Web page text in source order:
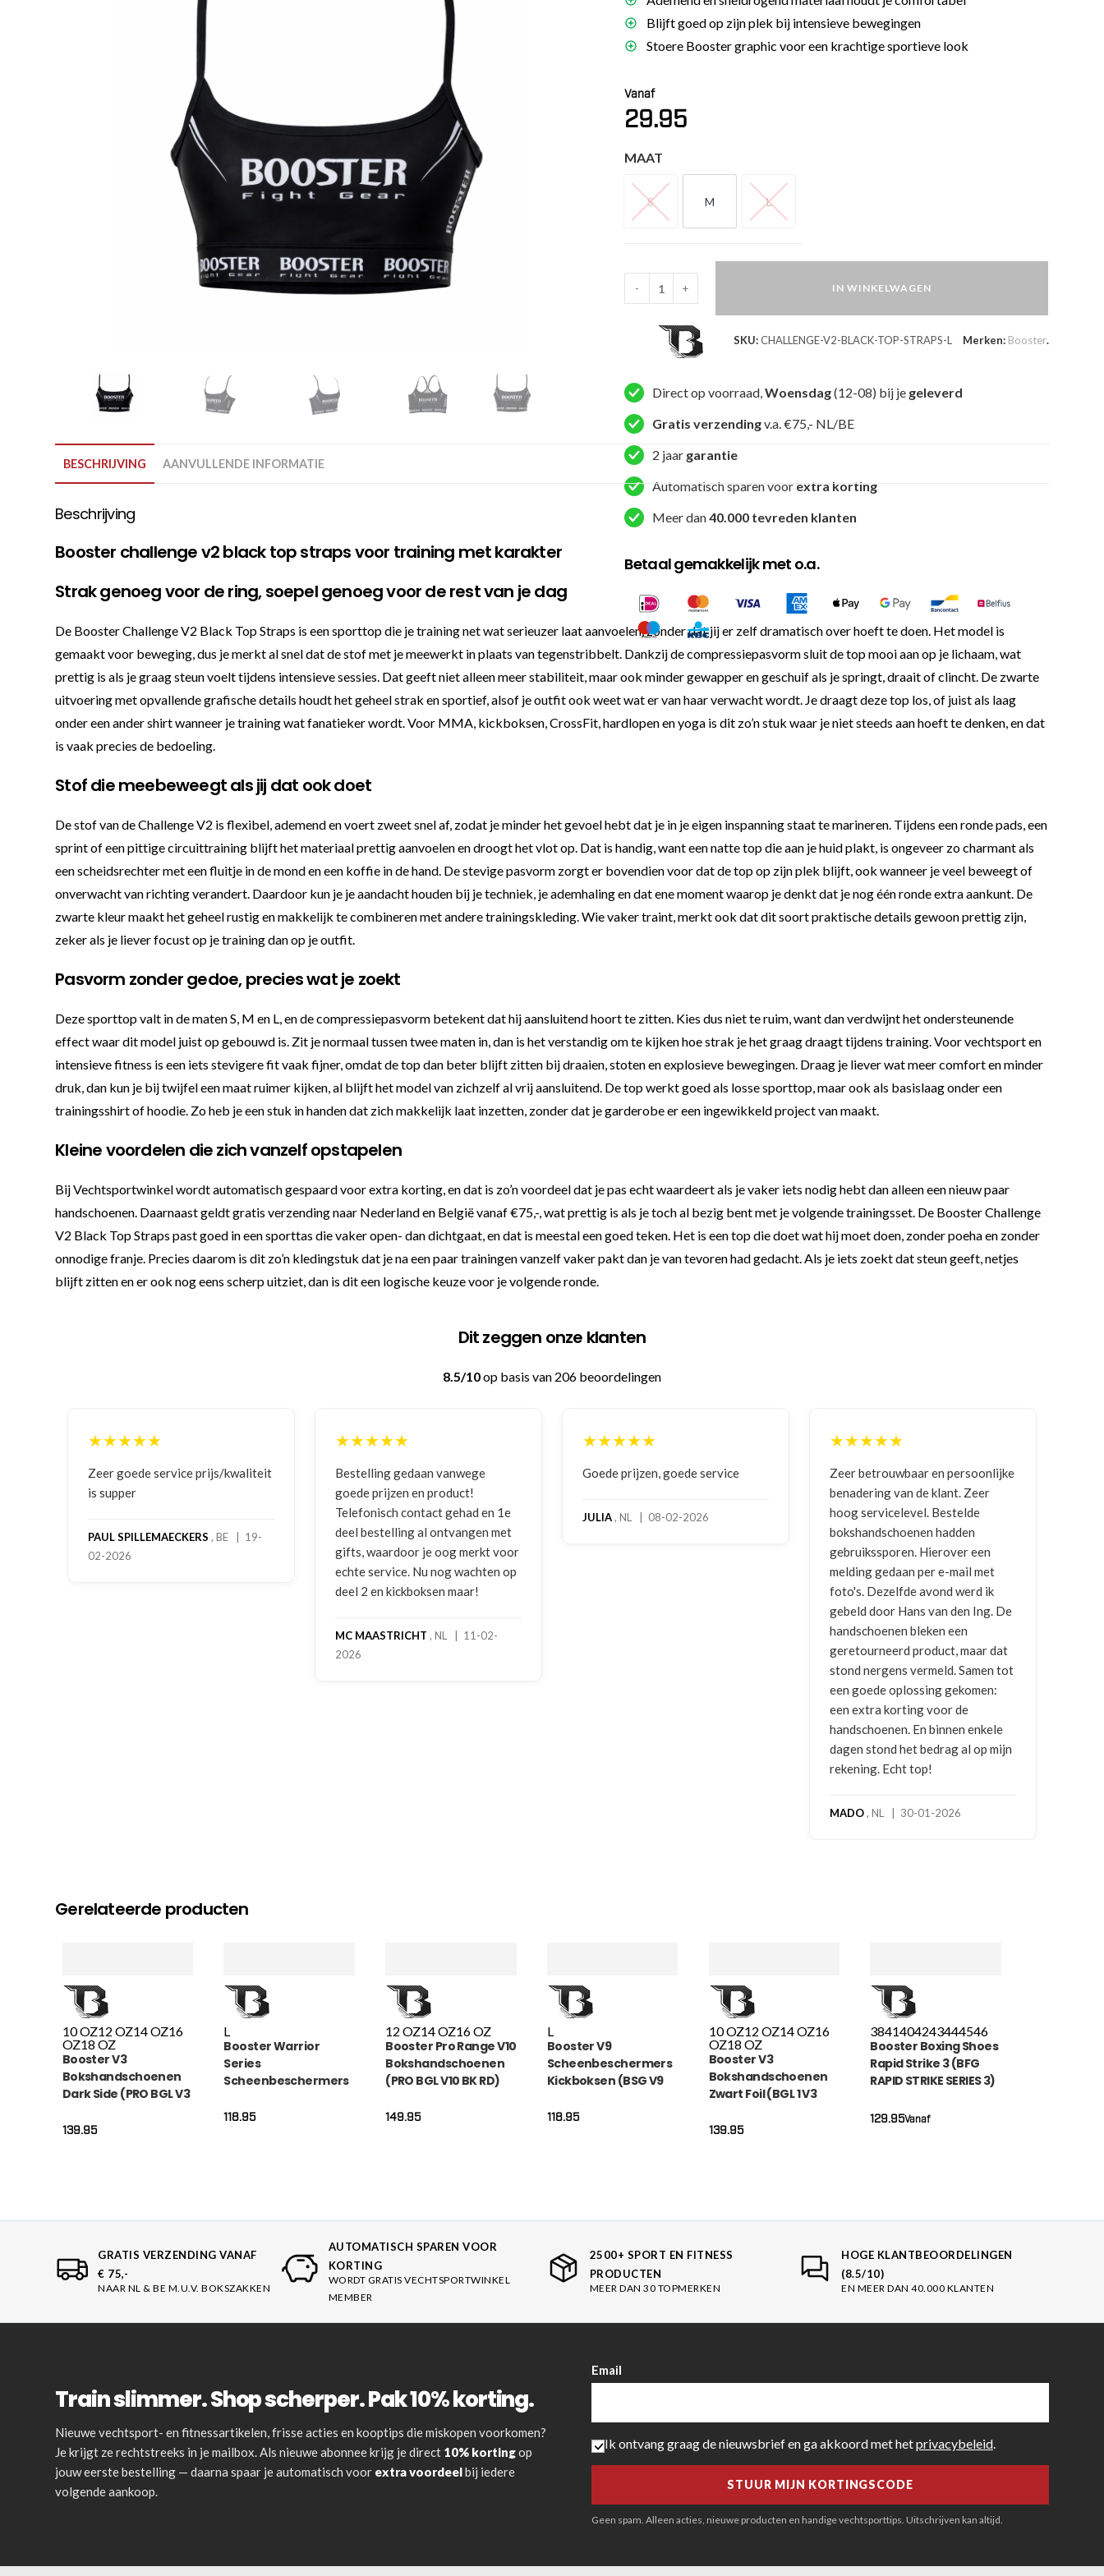
Bevestigingsmateriaal
bokszak
Bokspoppen
Stoot- en trapkussens
Blijft goed op zijn plek bij intensieve bewegingen
Stoere Booster graphic voor een krachtige sportieve look
Vanaf
29.95
MAAT
S
S
M
M
L
L
Booster
Top
Black
Straps
V2
BLACK
STRAPS)
- + IN WINKELWAGEN
SKU:CHALLENGE-V2-BLACK-TOP-STRAPS-L Merken: Booster.
Direct op voorraad,Woensdag(12-08) bij je geleverd
Gratis verzendingv.a. €75,- NL/BE
2 jaar garantie
Automatisch sparen voor extra korting
Meer dan40.000 tevreden klanten
Betaal gemakkelijk met o.a.
BESCHRIJVING AANVULLENDE INFORMATIE
Beschrijving
Booster challenge v2 black top straps voor training met karakter
Strak genoeg voor de ring, soepel genoeg voor de rest van je dag
De Booster Challenge V2 Black Top Straps is een sporttop die je training net wat serieuzer laat aanvoelen, zonder dat jij er zelf dramatisch over hoeft te doen. Het model is
gemaakt voor beweging, dus je merkt al snel dat de stof met je meewerkt in plaats van tegenstribbelt. Dankzij de compressiepasvorm sluit de top mooi aan op je lichaam, wat
prettig is als je graag steun voelt tijdens intensieve sessies. Dat geeft niet alleen meer stabiliteit, maar ook minder gewapper en geschuif als je springt, draait of clincht. De zwarte
uitvoering met opvallende grafische details houdt het geheel strak en sportief, alsof je outfit ook weet wat er van haar verwacht wordt. Je draagt deze top los, of juist als laag
onder een ander shirt wanneer je training wat fanatieker wordt. Voor MMA, kickboksen, CrossFit, hardlopen en yoga is dit zo’n stuk waar je niet steeds aan hoeft te denken, en dat
is vaak precies de bedoeling.
Stof die meebeweegt als jij dat ook doet
De stof van de Challenge V2 is flexibel, ademend en voert zweet snel af, zodat je minder het gevoel hebt dat je in je eigen inspanning staat te marineren. Tijdens een ronde pads, een
sprint of een pittige circuittraining blijft het materiaal prettig aanvoelen en droogt het vlot op. Dat is handig, want een natte top die aan je huid plakt, is ongeveer zo charmant als
een scheidsrechter met een fluitje in de mond en een koffie in de hand. De stevige pasvorm zorgt er bovendien voor dat de top op zijn plek blijft, ook wanneer je veel beweegt of
onverwacht van richting verandert. Daardoor kun je je aandacht houden bij je techniek, je ademhaling en dat ene moment waarop je denkt dat je nog één ronde extra aankunt. De
zwarte kleur maakt het geheel rustig en makkelijk te combineren met andere trainingskleding. Wie vaker traint, merkt ook dat dit soort praktische details gewoon prettig zijn,
zeker als je liever focust op je training dan op je outfit.
Pasvorm zonder gedoe, precies wat je zoekt
Deze sporttop valt in de maten S, M en L, en de compressiepasvorm betekent dat hij aansluitend hoort te zitten. Kies dus niet te ruim, want dan verdwijnt het ondersteunende
effect waar dit model juist op gebouwd is. Zit je normaal tussen twee maten in, dan is het verstandig om te kijken hoe strak je het graag draagt tijdens training. Voor vechtsport en
intensieve fitness is een iets stevigere fit vaak fijner, omdat de top dan beter blijft zitten bij draaien, stoten en explosieve bewegingen. Draag je liever wat meer comfort en minder
druk, dan kun je bij twijfel een maat ruimer kijken, al blijft het model van zichzelf al vrij aansluitend. De top werkt goed als losse sporttop, maar ook als basislaag onder een
trainingsshirt of hoodie. Zo heb je een stuk in handen dat zich makkelijk laat inzetten, zonder dat je garderobe er een ingewikkeld project van maakt.
Kleine voordelen die zich vanzelf opstapelen
Bij Vechtsportwinkel wordt automatisch gespaard voor extra korting, en dat is zo’n voordeel dat je pas echt waardeert als je vaker iets nodig hebt dan alleen een nieuw paar
handschoenen. Daarnaast geldt gratis verzending naar Nederland en België vanaf €75,-, wat prettig is als je toch al bezig bent met je volgende trainingsset. De Booster Challenge
V2 Black Top Straps past goed in een sporttas die vaker open- dan dichtgaat, en dat is meestal een goed teken. Het is een top die doet wat hij moet doen, zonder poeha en zonder
onnodige franje. Precies daarom is dit zo’n kledingstuk dat je na een paar trainingen vanzelf vaker pakt dan je van tevoren had gedacht. Als je iets zoekt dat steun geeft, netjes
blijft zitten en er ook nog eens scherp uitziet, dan is dit een logische keuze voor je volgende ronde.
Dit zeggen onze klanten
8.5/10op basis van 206 beoordelingen
★★★★★
Zeer goede service prijs/kwaliteit
is supper
PAUL SPILLEMAECKERS , BE | 19-
02-2026
★★★★★
Bestelling gedaan vanwege
goede prijzen en product!
Telefonisch contact gehad en 1e
deel bestelling al ontvangen met
gifts, waardoor je oog merkt voor
echte service. Nu nog wachten op
deel 2 en kickboksen maar!
MC MAASTRICHT , NL | 11-02-
2026
★★★★★
Goede prijzen, goede service
JULIA, NL | 08-02-2026
★★★★★
Zeer betrouwbaar en persoonlijke
benadering van de klant. Zeer
hoog servicelevel. Bestelde
bokshandschoenen hadden
gebruikssporen. Hierover een
melding gedaan per e-mail met
foto's. Dezelfde avond werd ik
gebeld door Hans van den Ing. De
handschoenen bleken een
geretourneerd product, maar dat
stond nergens vermeld. Samen tot
een goede oplossing gekomen:
een extra korting voor de
handschoenen. En binnen enkele
dagen stond het bedrag al op mijn
rekening. Echt top!
MADO, NL | 30-01-2026
Gerelateerde producten
10 OZ12 OZ14 OZ16
OZ18 OZ
Booster V3
Bokshandschoenen
Dark Side (PRO BGL V3
139.95
L
Booster Warrior
Series
Scheenbeschermers
118.95
12 OZ14 OZ16 OZ
Booster Pro Range V10
Bokshandschoenen
(PRO BGL V10 BK RD)
149.95
L
Booster V9
Scheenbeschermers
Kickboksen (BSG V9
118.95
10 OZ12 OZ14 OZ16
OZ18 OZ
Booster V3
Bokshandschoenen
Zwart Foil (BGL 1 V3
139.95
3841404243444546
Booster Boxing Shoes
Rapid Strike 3 (BFG
RAPID STRIKE SERIES 3)
Vanaf
129.95
GRATIS VERZENDING VANAF
€ 75,-
NAAR NL & BE M.U.V. BOKSZAKKEN
AUTOMATISCH SPAREN VOOR
KORTING
WORDT GRATIS VECHTSPORTWINKEL
MEMBER
2500+ SPORT EN FITNESS
PRODUCTEN
MEER DAN 30 TOPMERKEN
HOGE KLANTBEOORDELINGEN
(8.5/10)
EN MEER DAN 40.000 KLANTEN
Train slimmer. Shop scherper. Pak 10% korting.
Nieuwe vechtsport- en fitnessartikelen, frisse acties en kooptips die miskopen voorkomen?
Je krijgt ze rechtstreeks in je mailbox. Als nieuwe abonnee krijg je direct 10% kortingop
jouw eerste bestelling — daarna spaar je automatisch voor extra voordeelbij iedere
volgende aankoop.
Email
Ik ontvang graag de nieuwsbrief en ga akkoord met hetprivacybeleid.
Geen spam. Alleen acties, nieuwe producten en handige vechtsporttips. Uitschrijven kan altijd.